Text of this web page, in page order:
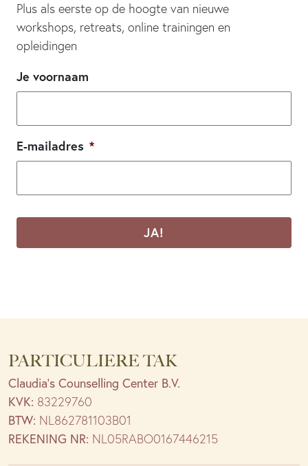
Plus als eerste op de hoogte van nieuwe
workshops, retreats, online trainingen en
opleidingen
Je voornaam
E-mailadres *
CAPTCHA
PARTICULIERE TAK
Claudia’s Counselling Center B.V.
KVK: 83229760
BTW: NL862781103B01
REKENING NR: NL05RABO0167446215